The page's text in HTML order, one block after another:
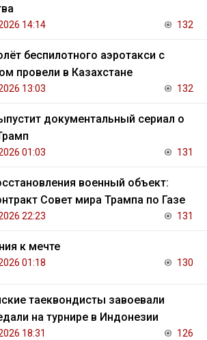
14:14 132
беспилотного аэротакси с
провели в Казахстане
13:03 132
документальный сериал о
01:03 131
военный объект:
Совет мира Трампа по Газе
22:23 131
к мечте
01:18 130
таеквондисты завоевали
на турнире в Индонезии
18:31 126